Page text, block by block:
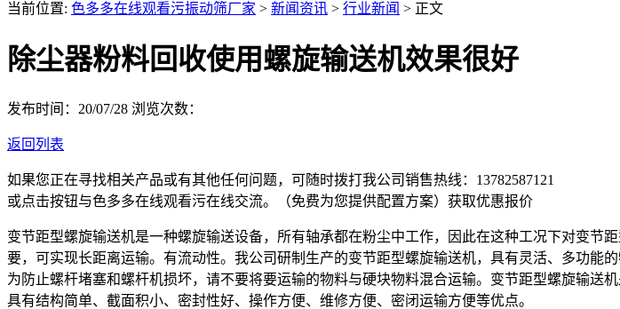
当前位置: 色多多在线观看污振动筛厂家 > 新闻资讯 > 行业新闻 > 正文
除尘器粉料回收使用螺旋输送机效果很好
发布时间：20/07/28 浏览次数：
返回列表
如果您正在寻找相关产品或有其他任何问题，可随时拨打我公司销售热线： 13782587121
或点击按钮与色多多在线观看污在线交流。（免费为您提供配置方案） 获取优惠报价
变节距型螺旋输送机是一种螺旋输送设备，所有轴承都在粉尘中工作，因此在这种工况下对变
要，可实现长距离运输。有流动性。我公司研制生产的变节距型螺旋输送机，具有灵活、多功能的
为防止螺杆堵塞和螺杆机损坏，请不要将要运输的物料与硬块物料混合运输。变节距型螺旋输送
具有结构简单、截面积小、密封性好、操作方便、维修方便、密闭运输方便等优点。